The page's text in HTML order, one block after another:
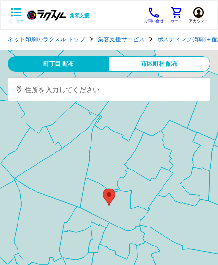
メニュー
集客支援
お問い合せ カート アカウント
テ
ン
グ
ネット印刷のラクスル トップ 集客支援サービス ポスティング(印刷＋
町丁目 配布 市区町村 配布
住所を入力してください